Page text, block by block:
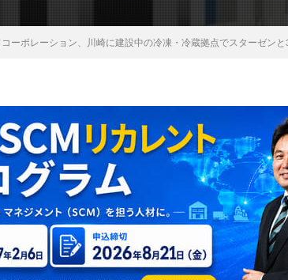
コーポレーション、川崎に建設中の冷凍・冷蔵拠点でスターゼン